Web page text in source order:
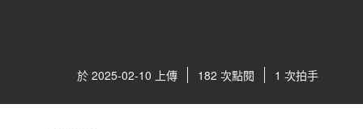
於 2025-02-10 上傳 182 次點閱 1 次拍手